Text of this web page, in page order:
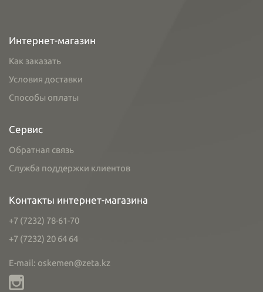
Интернет-магазин
Как заказать
Условия доставки
Способы оплаты
Сервис
Обратная связь
Служба поддержки клиентов
Контакты интернет-магазина
+7 (7232) 78-61-70
+7 (7232) 20 64 64
E-mail: oskemen@zeta.kz